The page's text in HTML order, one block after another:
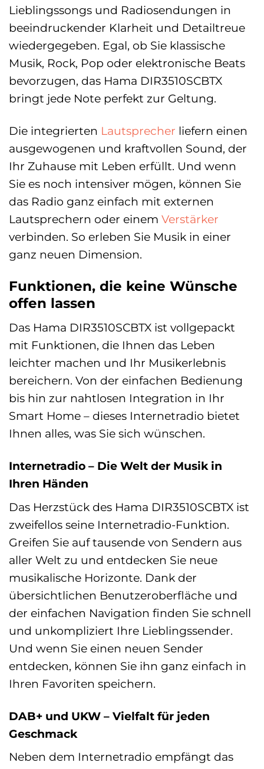
Lieblingssongs und Radiosendungen in
beeindruckender Klarheit und Detailtreue
wiedergegeben. Egal, ob Sie klassische
Musik, Rock, Pop oder elektronische Beats
bevorzugen, das Hama DIR3510SCBTX
bringt jede Note perfekt zur Geltung.
Die integrierten Lautsprecher liefern einen
ausgewogenen und kraftvollen Sound, der
Ihr Zuhause mit Leben erfüllt. Und wenn
Sie es noch intensiver mögen, können Sie
das Radio ganz einfach mit externen
Lautsprechern oder einem Verstärker
verbinden. So erleben Sie Musik in einer
ganz neuen Dimension.
Funktionen, die keine Wünsche
offen lassen
Das Hama DIR3510SCBTX ist vollgepackt
mit Funktionen, die Ihnen das Leben
leichter machen und Ihr Musikerlebnis
bereichern. Von der einfachen Bedienung
bis hin zur nahtlosen Integration in Ihr
Smart Home – dieses Internetradio bietet
Ihnen alles, was Sie sich wünschen.
Internetradio – Die Welt der Musik in
Ihren Händen
Das Herzstück des Hama DIR3510SCBTX ist
zweifellos seine Internetradio-Funktion.
Greifen Sie auf tausende von Sendern aus
aller Welt zu und entdecken Sie neue
musikalische Horizonte. Dank der
übersichtlichen Benutzeroberfläche und
der einfachen Navigation finden Sie schnell
und unkompliziert Ihre Lieblingssender.
Und wenn Sie einen neuen Sender
entdecken, können Sie ihn ganz einfach in
Ihren Favoriten speichern.
DAB+ und UKW – Vielfalt für jeden
Geschmack
Neben dem Internetradio empfängt das